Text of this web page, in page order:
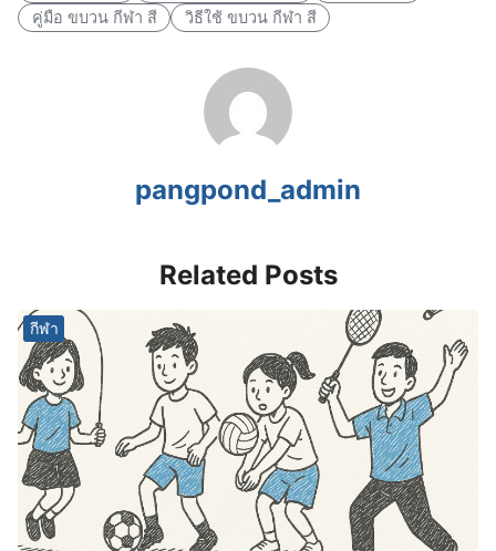
คู่มือ ขบวน กีฬา สี
วิธีใช้ ขบวน กีฬา สี
pangpond_admin
Related Posts
กีฬา